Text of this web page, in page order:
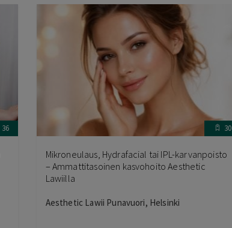
36 30
Mikroneulaus, Hydrafacial tai IPL-karvanpoisto
– Ammattitasoinen kasvohoito Aesthetic
Lawiilla
Aesthetic Lawii Punavuori, Helsinki